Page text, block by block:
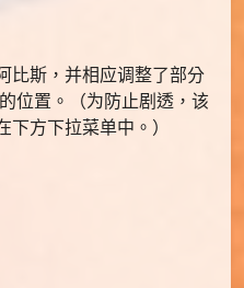
比斯，并相应调整了部分
位置。（为防止剧透，该
方下拉菜单中。）